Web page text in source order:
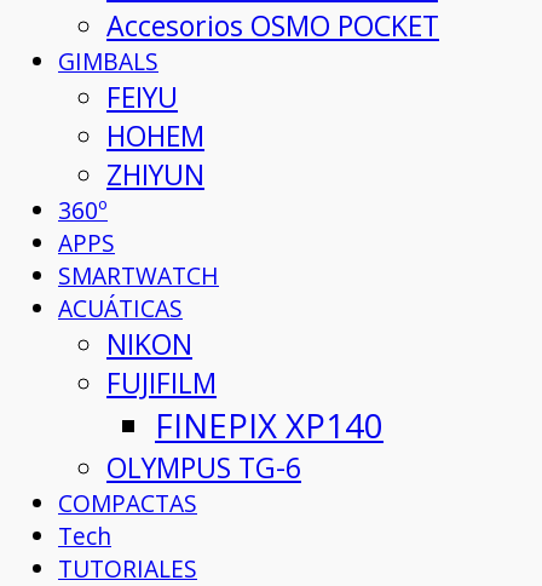
Accesorios OSMO POCKET
GIMBALS
FEIYU
HOHEM
ZHIYUN
360º
APPS
SMARTWATCH
ACUÁTICAS
NIKON
FUJIFILM
FINEPIX XP140
OLYMPUS TG-6
COMPACTAS
Tech
TUTORIALES